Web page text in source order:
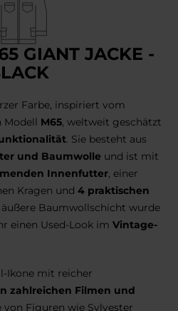
GIANT JACKE -
Farbe, inspiriert vom
Modell M65, weltweit geschätzt
. Sie besteht aus
und Baumwolle und ist mit
Innenfutter, einer
Kragen und 4 praktischen
Baumwollschicht wurde
einen Used-Look im Vintage-
Ikone mit reicher
zahlreichen Filmen und
von Figuren wie Sylvester